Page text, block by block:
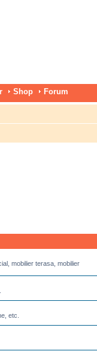
Shop Forum
mobilier terasa, mobilier
etc.